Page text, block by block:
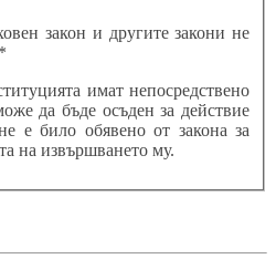
закон и другите закони не
имат непосредствено
да бъде осъден за действие
е било обявено от закона за
на извършването му.